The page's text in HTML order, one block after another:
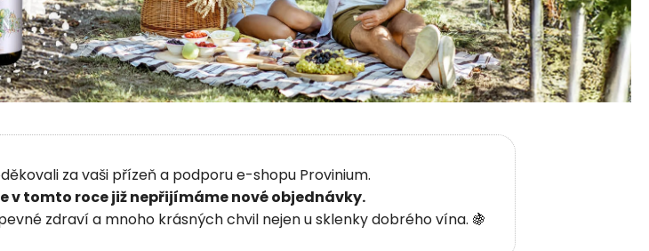
za vaši přízeň a podporu e-shopu Provinium.
v tomto roce již nepřijímáme nové objednávky.
zdraví a mnoho krásných chvil nejen u sklenky dobrého vína. 🍇